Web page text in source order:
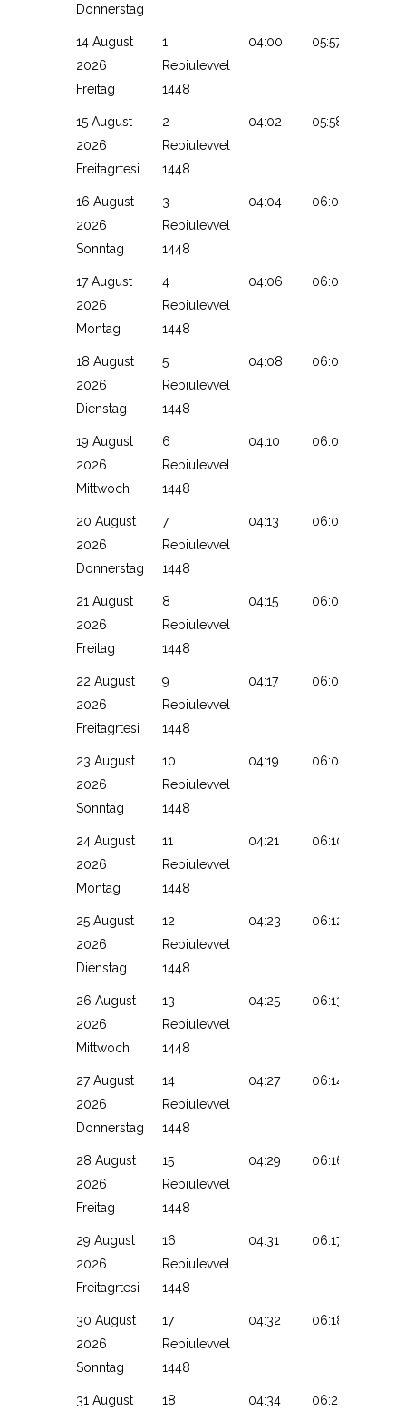
Donnerstag
14 August
2026
Freitag
1
Rebiulevvel
1448
04:00 05:57
15 August
2026
Freitagrtesi
2
Rebiulevvel
1448
04:02 05:58
16 August
2026
Sonntag
3
Rebiulevvel
1448
04:04 06:00
17 August
2026
Montag
4
Rebiulevvel
1448
04:06 06:01
18 August
2026
Dienstag
5
Rebiulevvel
1448
04:08 06:02
19 August
2026
Mittwoch
6
Rebiulevvel
1448
04:10 06:04
20 August
2026
Donnerstag
7
Rebiulevvel
1448
04:13 06:05
21 August
2026
Freitag
8
Rebiulevvel
1448
04:15 06:06
22 August
2026
Freitagrtesi
9
Rebiulevvel
1448
04:17 06:08
23 August
2026
Sonntag
10
Rebiulevvel
1448
04:19 06:09
24 August
2026
Montag
11
Rebiulevvel
1448
04:21 06:10
25 August
2026
Dienstag
12
Rebiulevvel
1448
04:23 06:12
26 August
2026
Mittwoch
13
Rebiulevvel
1448
04:25 06:13
27 August
2026
Donnerstag
14
Rebiulevvel
1448
04:27 06:14
28 August
2026
Freitag
15
Rebiulevvel
1448
04:29 06:16
29 August
2026
Freitagrtesi
16
Rebiulevvel
1448
04:31 06:17
30 August
2026
Sonntag
17
Rebiulevvel
1448
04:32 06:18
31 August 18 04:34 06:20